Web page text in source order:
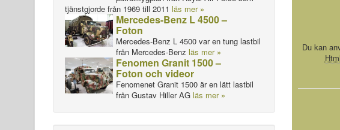
Du kan
Html
tjänstgjorde från 1969 till 2011 läs mer »
Mercedes-Benz L 4500 –
Foton
Mercedes-Benz L 4500 var en tung lastbil
från Mercedes-Benz läs mer »
Fenomen Granit 1500 –
Foton och videor
Fenomenet Granit 1500 är en lätt lastbil
från Gustav Hiller AG läs mer »